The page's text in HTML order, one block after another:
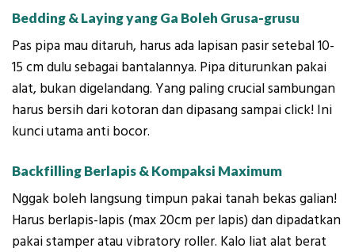
Bedding & Laying yang Ga Boleh Grusa-grusu
Pas pipa mau ditaruh, harus ada lapisan pasir setebal 10-
15 cm dulu sebagai bantalannya. Pipa diturunkan pakai
alat, bukan digelandang. Yang paling crucial sambungan
harus bersih dari kotoran dan dipasang sampai click! Ini
kunci utama anti bocor.
Backfilling Berlapis & Kompaksi Maximum
Nggak boleh langsung timpun pakai tanah bekas galian!
Harus berlapis-lapis (max 20cm per lapis) dan dipadatkan
pakai stamper atau vibratory roller. Kalo liat alat berat